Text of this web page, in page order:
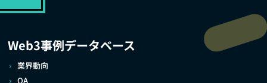
Web3事例データベース
業界動向
QA